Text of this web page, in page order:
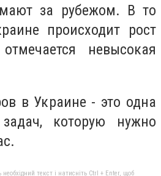
за рубежом. В то
происходит рост
невысокая
в Украине - это одна
которую нужно
текст і натисніть Ctrl + Enter, щоб